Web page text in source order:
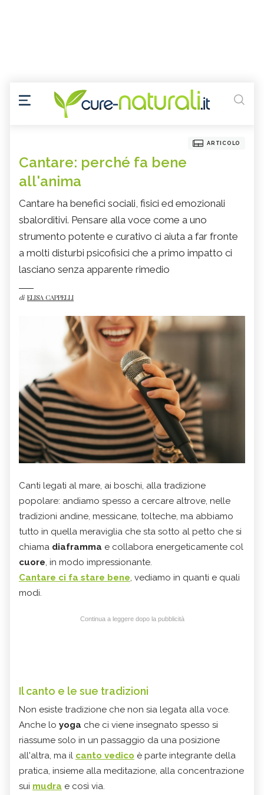
ARTICOLO
Cantare: perché fa bene
all'anima
Cantare ha benefici sociali, fisici ed emozionali
sbalorditivi. Pensare alla voce come a uno
strumento potente e curativo ci aiuta a far fronte
a molti disturbi psicofisici che a primo impatto ci
lasciano senza apparente rimedio
di ELISA CAPPELLI
Canti legati al mare, ai boschi, alla tradizione
popolare: andiamo spesso a cercare altrove, nelle
tradizioni andine, messicane, tolteche, ma abbiamo
tutto in quella meraviglia che sta sotto al petto che si
chiama diaframma e collabora energeticamente col
cuore, in modo impressionante.
Cantare ci fa stare bene, vediamo in quanti e quali
modi.
Continua a leggere dopo la pubblicità
Il canto e le sue tradizioni
Non esiste tradizione che non sia legata alla voce.
Anche lo yoga che ci viene insegnato spesso si
riassume solo in un passaggio da una posizione
all'altra, ma il canto vedico è parte integrante della
pratica, insieme alla meditazione, alla concentrazione
sui mudra e così via.